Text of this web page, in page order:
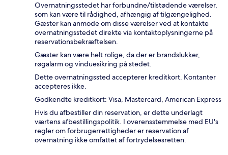
Overnatningsstedet har forbundne/tilstødende værelser,
som kan være til rådighed, afhængig af tilgængelighed.
Gæster kan anmode om disse værelser ved at kontakte
overnatningsstedet direkte via kontaktoplysningerne på
reservationsbekræftelsen.
Gæster kan være helt rolige, da der er brandslukker,
røgalarm og vinduesikring på stedet.
Dette overnatningssted accepterer kreditkort. Kontanter
accepteres ikke.
Godkendte kreditkort: Visa, Mastercard, American Express
Hvis du afbestiller din reservation, er dette underlagt
værtens afbestillingspolitik. I overensstemmelse med EU's
regler om forbrugerrettigheder er reservation af
overnatning ikke omfattet af fortrydelsesretten.